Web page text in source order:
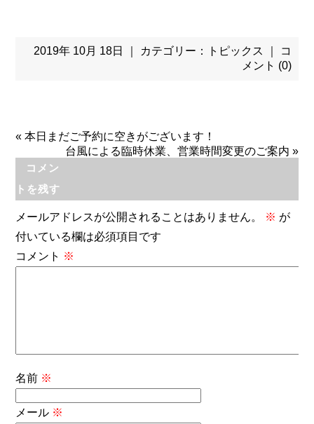
2019年 10月 18日 ｜ カテゴリー： トピックス
コ
メント (0)
«本日まだご予約に空きがございます！
台風による臨時休業、営業時間変更のご案内 »
コメン
トを残す
メールアドレスが公開されることはありません。 ※ が
付いている欄は必須項目です
コメント ※
名前 ※
メール ※